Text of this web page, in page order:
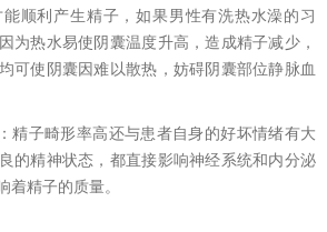
顺利产生精子，如果男性有洗热水澡的习
为热水易使阴囊温度升高，造成精子减少，
可使阴囊因难以散热，妨碍阴囊部位静脉血
精子畸形率高还与患者自身的好坏情绪有大
的精神状态，都直接影响神经系统和内分泌
着精子的质量。